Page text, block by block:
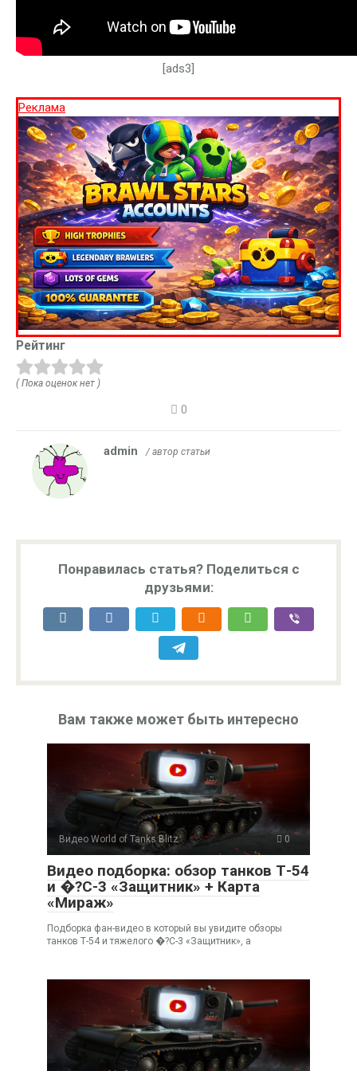
[ads3]
Реклама
Рейтинг
( Пока оценок нет )
0
admin / автор статьи
Понравилась статья? Поделиться с
друзьями:
Вам также может быть интересно
Видео World of Tanks Blitz 0
Видео подборка: обзор танков Т-54
и �?С-3 «Защитник» + Карта
«Мираж»
Подборка фан-видео в который вы увидите обзоры
танков Т-54 и тяжелого �?С-3 «Защитник», а